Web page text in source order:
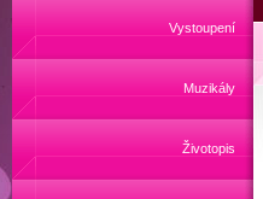
Vystoupení
Muzikály
Životopis